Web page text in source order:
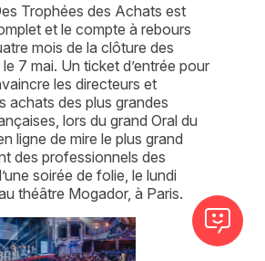
Trophées des Achats est
et le compte à rebours
mois de la clôture des
7 mai. Un ticket d’entrée pour
les directeurs et
achats des plus grandes
lors du grand Oral du
ligne de mire le plus grand
des professionnels des
soirée de folie, le lundi
théâtre Mogador, à Paris.